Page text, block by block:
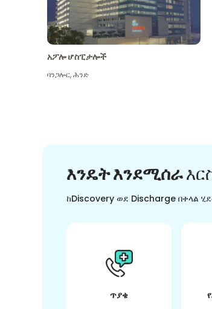
አፖሎ ሆስፒታሎች
ባንጋሎር,ሕንድ
እንዴት እንደሚሰራ
ከDiscovery ወደ Discharge በቀላል
ጥያቄ